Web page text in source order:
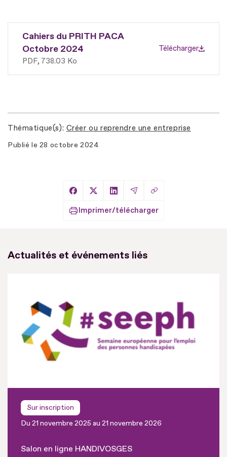
Cahiers du PRITH PACA
Octobre 2024
PDF 738.03 Ko
Télécharger
Thématique(s) Créer ou reprendre une entreprise
Publié le 28 octobre 2024
Partager sur Facebook
Partager sur X
Partager sur LinkedIn
Partager par Email
Copier le lien
Imprimer/télécharger
Actualités et événements liés
Sur inscription
Du 21 novembre 2025 au 21 novembre 2026
Salon en ligne HANDIVOSGES